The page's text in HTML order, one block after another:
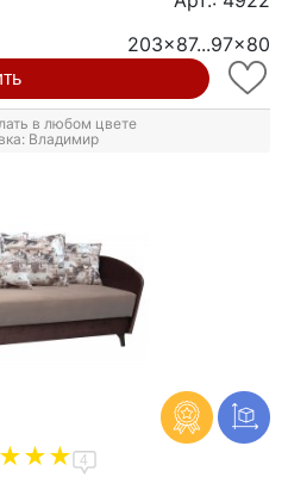
203x87...97x80
в любом цвете
Владимир
4